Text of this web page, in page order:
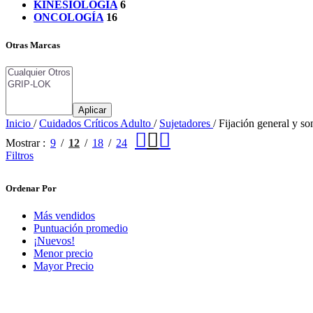
KINESIOLOGÍA 6
ONCOLOGÍA 16
Otras Marcas
Aplicar
Inicio / Cuidados Críticos Adulto / Sujetadores / Fijación general y
Mostrar
9 12 18
24
Filtros
Ordenar Por
Más vendidos
Puntuación promedio
¡Nuevos!
Menor precio
Mayor Precio